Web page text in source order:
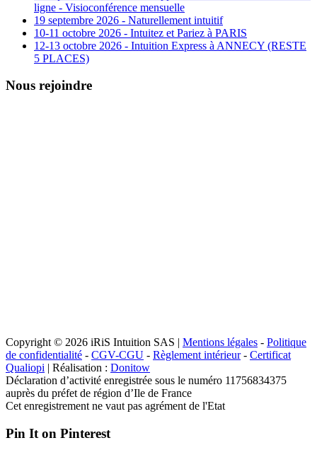
ligne - Visioconférence mensuelle
19 septembre 2026 - Naturellement intuitif
10-11 octobre 2026 - Intuitez et Pariez à PARIS
12-13 octobre 2026 - Intuition Express à ANNECY (RESTE
5 PLACES)
Nous rejoindre
Copyright © 2026 iRiS Intuition SAS | Mentions légales - Politique
de confidentialité - CGV-CGU - Règlement intérieur- Certificat
Qualiopi | Réalisation : Donitow
Déclaration d’activité enregistrée sous le numéro 11756834375
auprès du préfet de région d’Ile de France
Cet enregistrement ne vaut pas agrément de l'Etat
Pin It on Pinterest